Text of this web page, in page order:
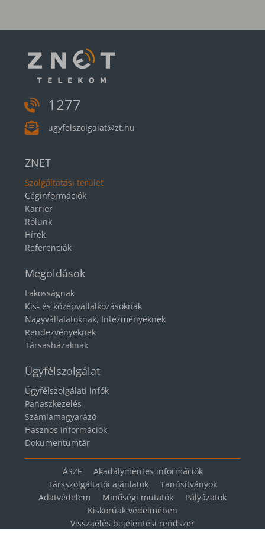
1277
ugyfelszolgalat@zt.hu
ZNET
Szolgáltatási terület
Céginformációk
Karrier
Rólunk
Hírek
Referenciák
Megoldások
Lakosságnak
Kis- és középvállalkozásoknak
Nagyvállalatoknak, Intézményeknek
Rendezvényeknek
Társasházaknak
Ügyfélszolgálat
Ügyfélszolgálati infók
Panaszkezelés
Számlamagyarázó
Hasznos információk
Dokumentumtár
ÁSZF
Akadálymentes információk
Társszolgáltatói ajánlatok
Tanúsítványok
Adatvédelem
Minőségi mutatók
Pályázatok
Kiskorúak védelmében
Visszaélés bejelentési rendszer